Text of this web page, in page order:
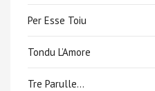
Per Esse Toiu
Tondu L’Amore
Tre Parulle…